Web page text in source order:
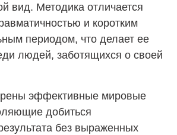
вид. Методика отличается
и коротким
периодом, что делает ее
людей, заботящихся о своей
эффективные мировые
добиться
без выраженных